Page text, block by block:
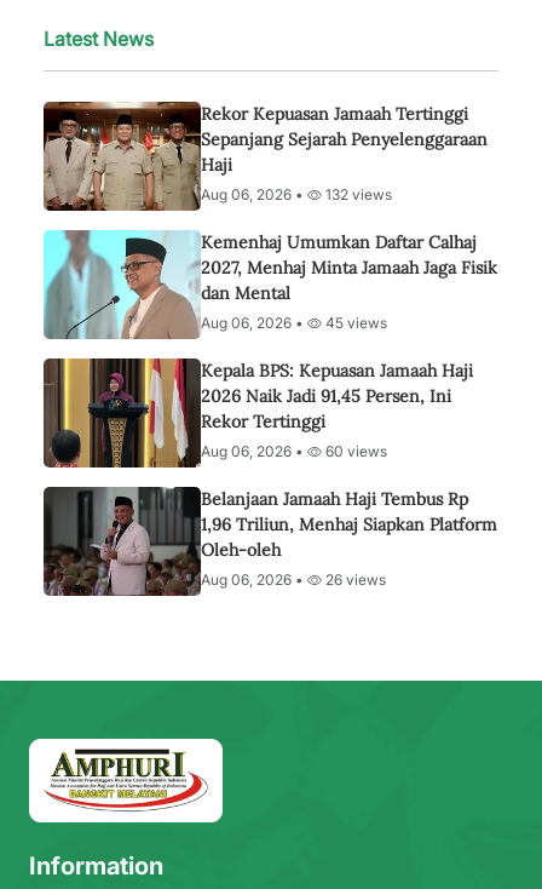
Latest News
Rekor Kepuasan Jamaah Tertinggi
Sepanjang Sejarah Penyelenggaraan
Haji
Aug 06, 2026 • 132 views
Kemenhaj Umumkan Daftar Calhaj
2027, Menhaj Minta Jamaah Jaga Fisik
dan Mental
Aug 06, 2026 • 45 views
Kepala BPS: Kepuasan Jamaah Haji
2026 Naik Jadi 91,45 Persen, Ini
Rekor Tertinggi
Aug 06, 2026 • 60 views
Belanjaan Jamaah Haji Tembus Rp
1,96 Triliun, Menhaj Siapkan Platform
Oleh-oleh
Aug 06, 2026 • 26 views
Information